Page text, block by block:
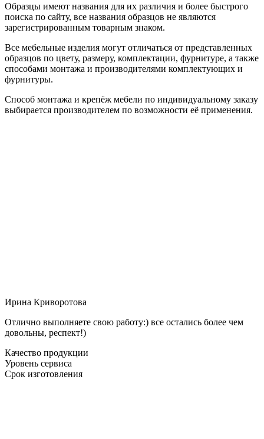
Образцы имеют названия для их различия и более быстрого
поиска по сайту, все названия образцов не являются
зарегистрированным товарным знаком.
Все мебельные изделия могут отличаться от представленных
образцов по цвету, размеру, комплектации, фурнитуре, а также
способами монтажа и производителями комплектующих и
фурнитуры.
Способ монтажа и крепёж мебели по индивидуальному заказу
выбирается производителем по возможности её применения.
Ирина Криворотова
Отлично выполняете свою работу:) все остались более чем
довольны, респект!)
Качество продукции
Уровень сервиса
Срок изготовления